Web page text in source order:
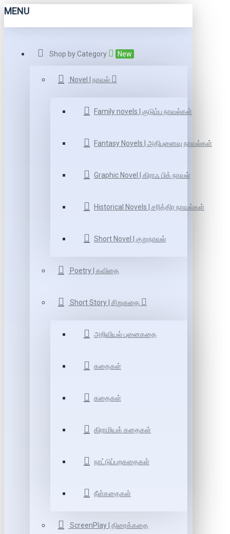
MENU
Shop by Category New
Novel | நாவல்
Family novels | குடும்ப நாவல்கள்
Fantasy Novels | அதிபுனைவு நாவல்கள்
Graphic Novel | கிராஃ பிக் நாவல்
Historical Novels | சரித்திர நாவல்கள்
Short Novel | குறுநாவல்
Poetry | கவிதை
Short Story | சிறுகதை
அறிவியல் புனைகதை
கதைகள்
கதைகள்
கிராமியக் கதைகள்
நாட்டுப்புறகதைகள்
நீள்கதைகள்
ScreenPlay | திரைக்கதை